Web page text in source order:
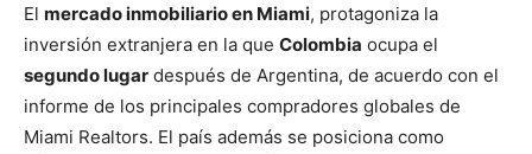
El mercado inmobiliario en Miami, protagoniza la
inversión extranjera en la que Colombia ocupa el
segundo lugar después de Argentina, de acuerdo con el
informe de los principales compradores globales de
Miami Realtors. El país además se posiciona como